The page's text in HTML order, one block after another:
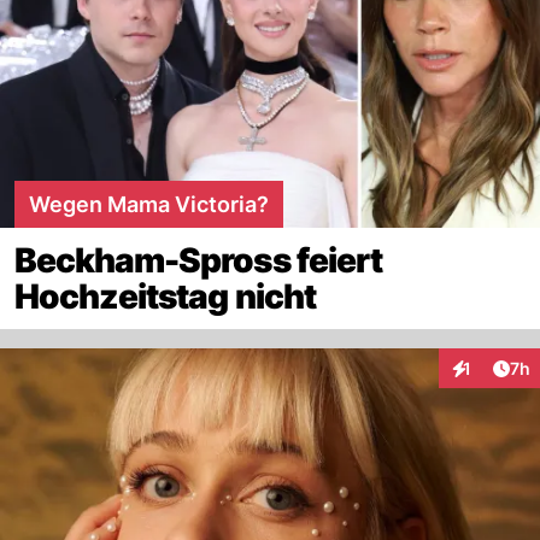
Wegen Mama Victoria?
Beckham-Spross feiert
Hochzeitstag nicht
1 7h